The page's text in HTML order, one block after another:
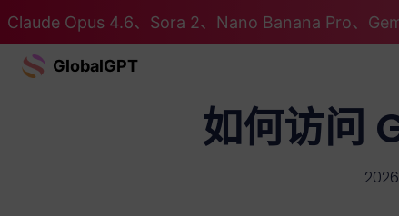
Claude Opus 4.6、Sora 2、Nano Banana Pro、
GlobalGPT
如何访问